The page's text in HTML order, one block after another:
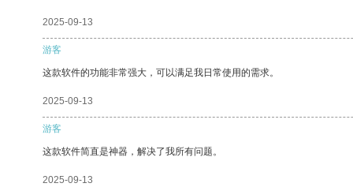
2025-09-13
游客
这款软件的功能非常强大，可以满足我日常使用的需求。
2025-09-13
游客
这款软件简直是神器，解决了我所有问题。
2025-09-13